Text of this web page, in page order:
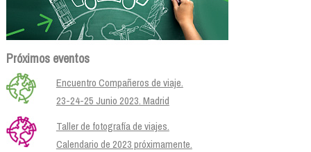
Próximos eventos
Encuentro Compañeros de viaje.
23-24-25 Junio 2023. Madrid
Taller de fotografía de viajes.
Calendario de 2023 próximamente.